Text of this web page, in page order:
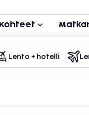
Kohteet
Lento + hotelli